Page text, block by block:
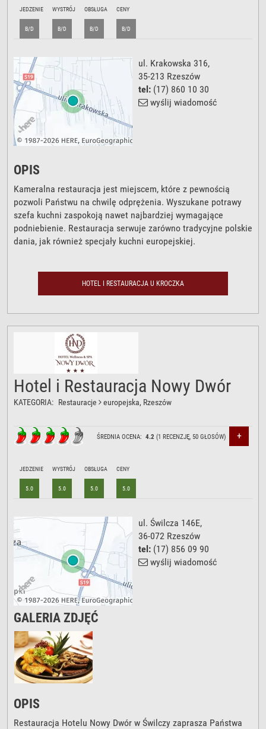
JEDZENIE
B/D
WYSTRÓJ
B/D
OBSŁUGA
B/D
CENY
B/D
ul. Krakowska 316,
35-213 Rzeszów
tel: (17) 860 10 30
wyślij wiadomość
OPIS
Kameralna restauracja jest miejscem, które z pewnością
pozwoli Państwu na chwilę odprężenia. Wyszukane potrawy
szefa kuchni zaspokoją nawet najbardziej wymagające
podniebienie. Restauracja serwuje zarówno tradycyjne polskie
dania, jak również specjały kuchni europejskiej.
HOTEL I RESTAURACJA U KROCZKA
Hotel i Restauracja Nowy Dwór
KATEGORIA: Restauracje europejska, Rzeszów
ŚREDNIA OCENA:4.2 (1 RECENZJĘ, 50 GŁOSÓW) +
JEDZENIE
5.0
WYSTRÓJ
5.0
OBSŁUGA
5.0
CENY
5.0
ul. Świlcza 146E,
36-072 Rzeszów
tel: (17) 856 09 90
wyślij wiadomość
GALERIA ZDJĘĆ
OPIS
Restauracja Hotelu Nowy Dwór w Świlczy zaprasza Państwa